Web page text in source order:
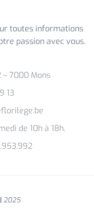
toutes informations
passion avec vous.
– 7000 Mons
13
de 10h à 18h.
2025